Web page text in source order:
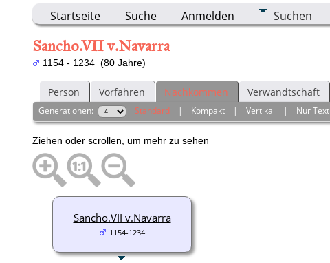
Startseite Suche Anmelden Suchen
Sancho.VII v.Navarra
1154 - 1234 (80 Jahre)
Person Vorfahren Nachkommen Verwandtschaft
Generationen: Standard | Kompakt |Vertikal | Nur Text
Ziehen oder scrollen, um mehr zu sehen
Sancho.VII v.Navarra
1154-1234